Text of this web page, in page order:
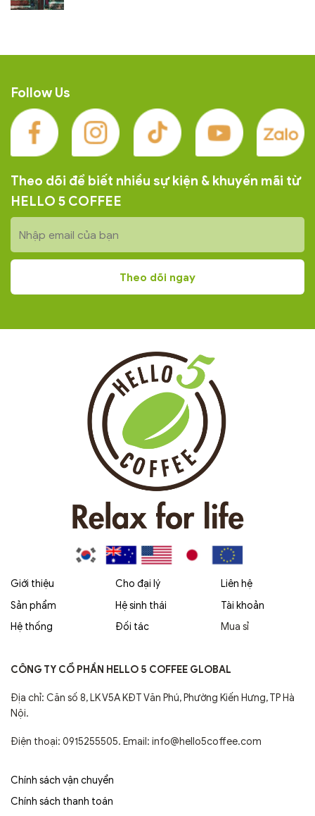
Follow Us
Theo dõi để biết nhiều sự kiện & khuyến mãi từ
HELLO 5 COFFEE
Giới thiệu
Sản phẩm
Hệ thống
Cho đại lý
Hệ sinh thái
Đối tác
Liên hệ
Tài khoản
Mua sỉ
CÔNG TY CỔ PHẦN HELLO 5 COFFEE GLOBAL
Địa chỉ: Căn số 8, LK V5A KĐT Văn Phú, Phường Kiến Hưng, TP Hà
Nội.
Điện thoại: 0915255505. Email: info@hello5coffee.com
Chính sách vận chuyển
Chính sách thanh toán